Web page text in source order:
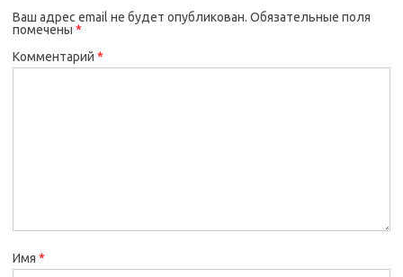
Ваш адрес email не будет опубликован. Обязательные поля
помечены *
Комментарий *
Имя *